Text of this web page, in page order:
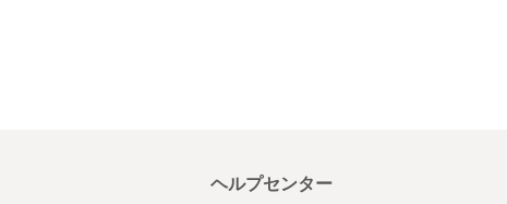
ヘルプセンター